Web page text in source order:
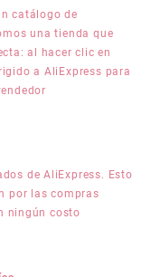
catálogo de
una tienda que
al hacer clic en
a AliExpress para
de AliExpress. Esto
por las compras
ningún costo